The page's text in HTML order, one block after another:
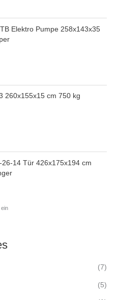
Elektro Pumpe 258x143x35
260x155x15 cm 750 kg
14 Tür 426x175x194 cm
(7)
(5)